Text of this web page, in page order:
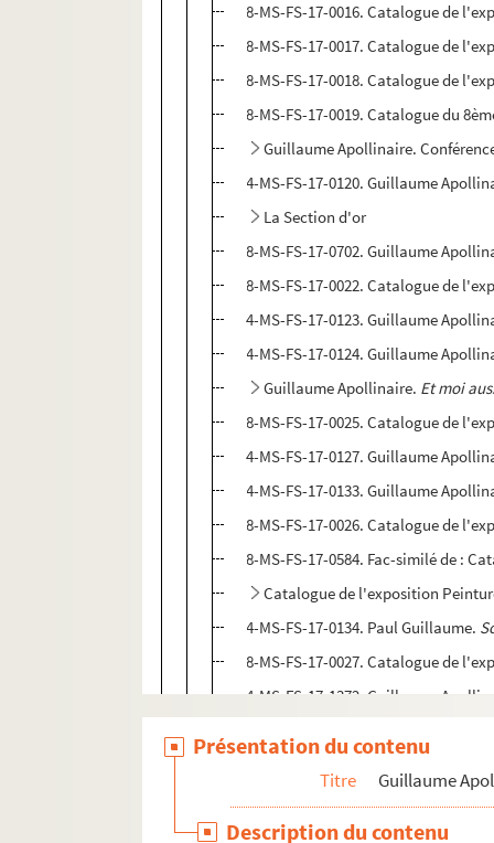
8-MS-FS-17-0016. Catalogue de
8-MS-FS-17-0017. Catalogue de
8-MS-FS-17-0018. Catalogue de
8-MS-FS-17-0019. Catalogue du
Guillaume Apollinaire.
4-MS-FS-17-0120. Guillaume
La Section d'or
8-MS-FS-17-0702. Guillaume
8-MS-FS-17-0022. Catalogue de
4-MS-FS-17-0123. Guillaume
4-MS-FS-17-0124. Guillaume
Guillaume Apollinaire. Et moi
8-MS-FS-17-0025. Catalogue de
4-MS-FS-17-0127. Guillaume
4-MS-FS-17-0133. Guillaume
8-MS-FS-17-0026. Catalogue de
8-MS-FS-17-0584. Fac-similé de :
Catalogue de l'exposition
4-MS-FS-17-0134. Paul Guillaume.
8-MS-FS-17-0027. Catalogue de
4-MS-FS-17-1372. Guillaume
4-MS-FS-17-0131. Guillaume
Présentation du contenu
Titre Guillaume
Description du contenu